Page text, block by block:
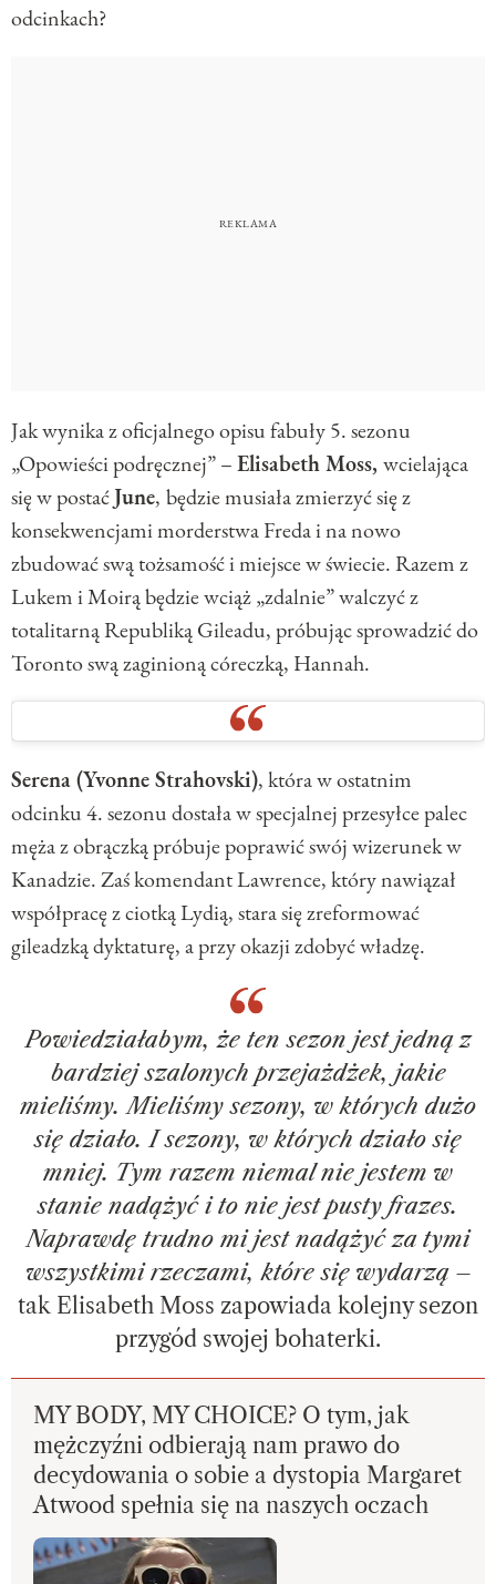
odcinkach?
Jak wynika z oficjalnego opisu fabuły 5. sezonu
„Opowieści podręcznej” –Elisabeth Moss, wcielająca
się w postaćJune, będzie musiała zmierzyć się z
konsekwencjami morderstwa Freda i na nowo
zbudować swą tożsamość i miejsce w świecie. Razem z
Lukem i Moirą będzie wciąż „zdalnie” walczyć z
totalitarną Republiką Gileadu, próbując sprowadzić do
Toronto swą zaginioną córeczką, Hannah.
Serena (Yvonne Strahovski), która w ostatnim
odcinku 4. sezonu dostała w specjalnej przesyłce palec
męża z obrączką próbuje poprawić swój wizerunek w
Kanadzie. Zaś komendant Lawrence, który nawiązał
współpracę z ciotką Lydią, stara się zreformować
gileadzką dyktaturę, a przy okazji zdobyć władzę.
Powiedziałabym, że ten sezon jest jedną z
bardziej szalonych przejażdżek, jakie
mieliśmy. Mieliśmy sezony, w których dużo
się działo. I sezony, w których działo się
mniej. Tym razem niemal nie jestem w
stanie nadążyć i to nie jest pusty frazes.
Naprawdę trudno mi jest nadążyć za tymi
wszystkimi rzeczami, które się wydarzą–
tak Elisabeth Moss zapowiada kolejny sezon
przygód swojej bohaterki.
MY BODY, MY CHOICE? O tym, jak
mężczyźni odbierają nam prawo do
decydowania o sobie a dystopia Margaret
Atwood spełnia się na naszych oczach